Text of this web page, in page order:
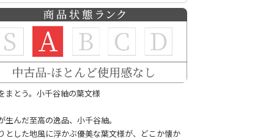
まとう。小千谷紬の葉文様
生んだ至高の逸品、小千谷紬。
とした地風に浮かぶ優美な葉文様が、どこか懐か